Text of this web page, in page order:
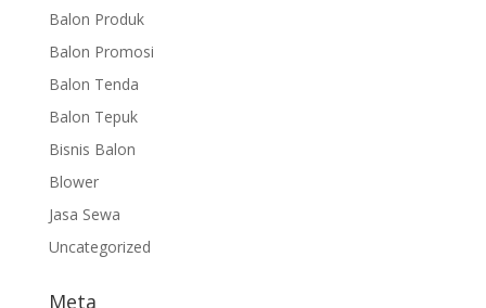
Balon Produk
Balon Promosi
Balon Tenda
Balon Tepuk
Bisnis Balon
Blower
Jasa Sewa
Uncategorized
Meta